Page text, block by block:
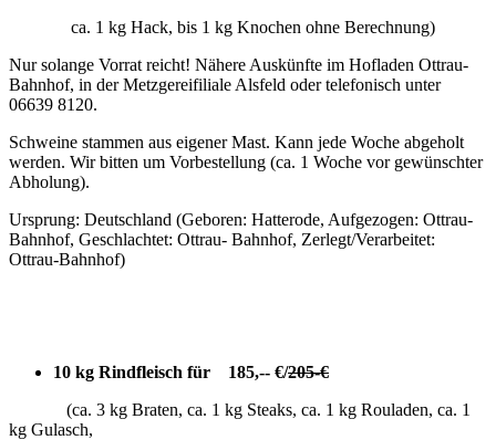
ca. 1 kg Hack, bis 1 kg Knochen ohne Berechnung)
Nur solange Vorrat reicht! Nähere Auskünfte im Hofladen Ottrau-
Bahnhof, in der Metzgereifiliale Alsfeld oder telefonisch unter
06639 8120.
Schweine stammen aus eigener Mast. Kann jede Woche abgeholt
werden. Wir bitten um Vorbestellung (ca. 1 Woche vor gewünschter
Abholung).
Ursprung: Deutschland (Geboren: Hatterode, Aufgezogen: Ottrau-
Bahnhof, Geschlachtet: Ottrau- Bahnhof, Zerlegt/Verarbeitet:
Ottrau-Bahnhof)
10 kg Rindfleisch für 185,-- €/205-€
(ca. 3 kg Braten, ca. 1 kg Steaks, ca. 1 kg Rouladen, ca. 1
kg Gulasch,